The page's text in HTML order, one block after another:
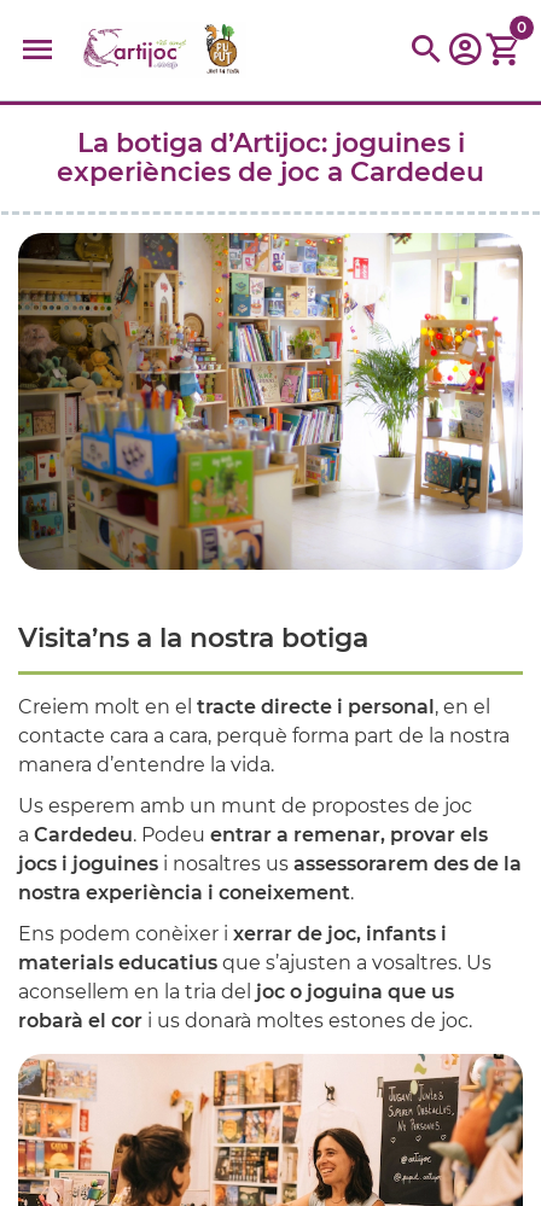
Cerques populars
disfressa trencaclosques
camio
parquing tinkering kit Cuina viatge
0
La botiga d’Artijoc: joguines i
experiències de joc a Cardedeu
Visita’ns a la nostra botiga
Creiem molt en el tracte directe i personal, en el
contacte cara a cara, perquè forma part de la nostra
manera d’entendre la vida.
Us esperem amb un munt de propostes de joc
a Cardedeu. Podeu entrar a remenar, provar els
jocs i joguines i nosaltres us assessorarem des de la
nostra experiència i coneixement.
Ens podem conèixer i xerrar de joc, infants i
materials educatius que s’ajusten a vosaltres. Us
aconsellem en la tria del joc o joguina que us
robarà el cor i us donarà moltes estones de joc.